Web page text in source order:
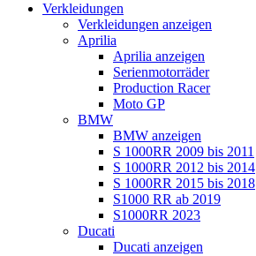
Verkleidungen
Verkleidungen anzeigen
Aprilia
Aprilia anzeigen
Serienmotorräder
Production Racer
Moto GP
BMW
BMW anzeigen
S 1000RR 2009 bis 2011
S 1000RR 2012 bis 2014
S 1000RR 2015 bis 2018
S1000 RR ab 2019
S1000RR 2023
Ducati
Ducati anzeigen